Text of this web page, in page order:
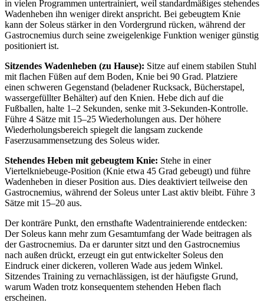
in vielen Programmen untertrainiert, weil standardmäßiges stehendes
Wadenheben ihn weniger direkt anspricht. Bei gebeugtem Knie
kann der Soleus stärker in den Vordergrund rücken, während der
Gastrocnemius durch seine zweigelenkige Funktion weniger günstig
positioniert ist.
Sitzendes Wadenheben (zu Hause): Sitze auf einem stabilen Stuhl
mit flachen Füßen auf dem Boden, Knie bei 90 Grad. Platziere
einen schweren Gegenstand (beladener Rucksack, Bücherstapel,
wassergefüllter Behälter) auf den Knien. Hebe dich auf die
Fußballen, halte 1–2 Sekunden, senke mit 3-Sekunden-Kontrolle.
Führe 4 Sätze mit 15–25 Wiederholungen aus. Der höhere
Wiederholungsbereich spiegelt die langsam zuckende
Faserzusammensetzung des Soleus wider.
Stehendes Heben mit gebeugtem Knie: Stehe in einer
Viertelkniebeuge-Position (Knie etwa 45 Grad gebeugt) und führe
Wadenheben in dieser Position aus. Dies deaktiviert teilweise den
Gastrocnemius, während der Soleus unter Last aktiv bleibt. Führe 3
Sätze mit 15–20 aus.
Der konträre Punkt, den ernsthafte Wadentrainierende entdecken:
Der Soleus kann mehr zum Gesamtumfang der Wade beitragen als
der Gastrocnemius. Da er darunter sitzt und den Gastrocnemius
nach außen drückt, erzeugt ein gut entwickelter Soleus den
Eindruck einer dickeren, volleren Wade aus jedem Winkel.
Sitzendes Training zu vernachlässigen, ist der häufigste Grund,
warum Waden trotz konsequentem stehenden Heben flach
erscheinen.